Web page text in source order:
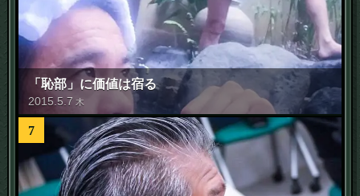
「恥部」に価値は宿る
2015 5 .7 木
7